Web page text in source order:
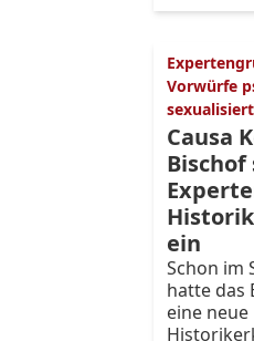
Vorwürfe
Causa
ein
Schon im
hatte das
eine neue